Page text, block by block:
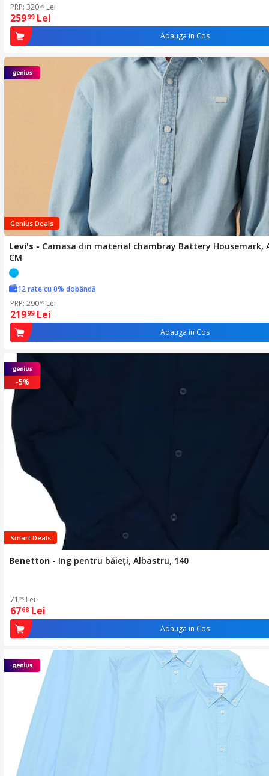
PRP: 32099 Lei
25999 Lei
Adauga in Cos
Genius Deals
Levi's - Camasa din material chambray Battery Housemark,
CM
12 rate cu 0% dobândă
PRP: 29099 Lei
21999 Lei
Adauga in Cos
-5%
Smart Deals
Benetton - Ing pentru băieți, Albastru, 140
7125 Lei
6768 Lei
Adauga in Cos